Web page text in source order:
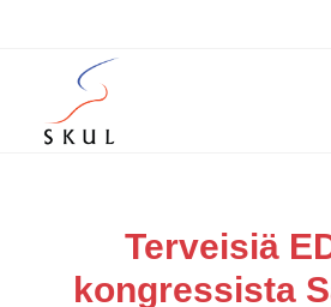
Terveisiä
kongressista